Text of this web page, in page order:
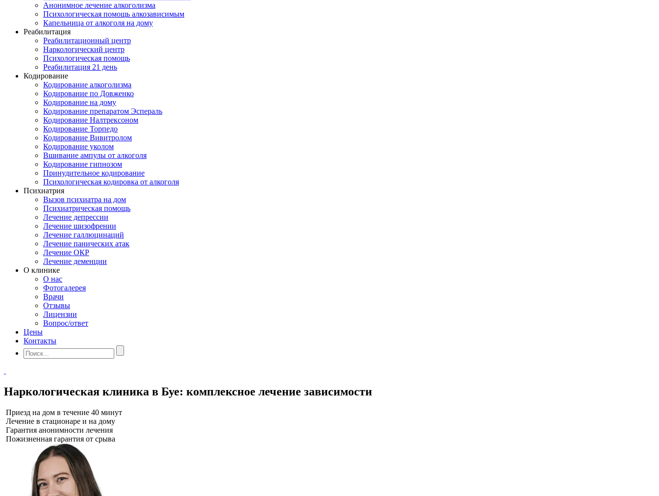
Анонимное лечение алкоголизма
Психологическая помощь алкозависимым
Капельница от алкоголя на дому
Реабилитация
Реабилитационный центр
Наркологический центр
Психологическая помощь
Реабилитация 21 день
Кодирование
Кодирование алкоголизма
Кодирование по Довженко
Кодирование на дому
Кодирование препаратом Эспераль
Кодирование Налтрексоном
Кодирование Торпедо
Кодирование Вивитролом
Кодирование уколом
Вшивание ампулы от алкоголя
Кодирование гипнозом
Принудительное кодирование
Психологическая кодировка от алкоголя
Психиатрия
Вызов психиатра на дом
Психиатрическая помощь
Лечение депрессии
Лечение шизофрении
Лечение галлюцинаций
Лечение панических атак
Лечение ОКР
Лечение деменции
О клинике
О нас
Фотогалерея
Врачи
Отзывы
Лицензии
Вопрос/ответ
Цены
Контакты
Наркологическая клиника в Буе: комплексное лечение зависимости
Приезд на дом в течение 40 минут
Лечение в стационаре и на дому
Гарантия анонимности лечения
Пожизненная гарантия от срыва